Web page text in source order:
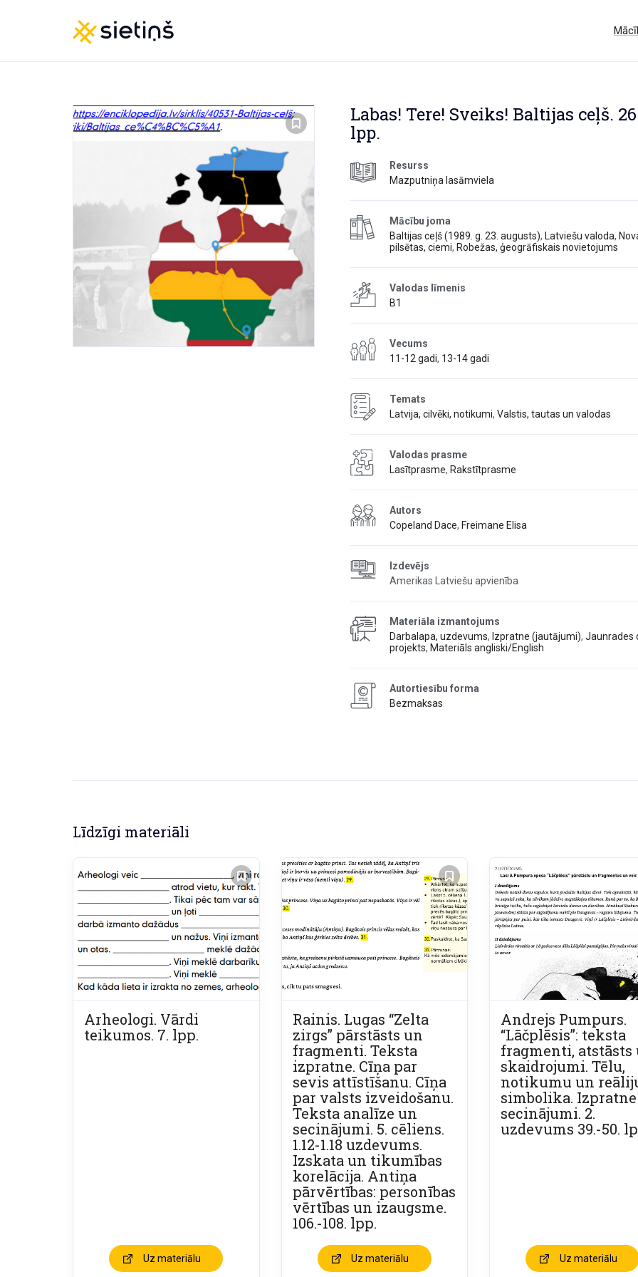
Labas! Tere! Sveiks! Baltijas ceļš.
lpp.
Resurss
Mazputniņa lasāmviela
Mācību joma
Baltijas ceļš (1989. g. 23. augusts), Latviešu valoda,
pilsētas, ciemi, Robežas, ģeogrāfiskais novietojums
Valodas līmenis
B1
Vecums
11-12 gadi, 13-14 gadi
Temats
Latvija, cilvēki, notikumi, Valstis, tautas un valodas
Valodas prasme
Lasītprasme, Rakstītprasme
Autors
Copeland Dace, Freimane Elisa
Izdevējs
Amerikas Latviešu apvienība
Materiāla izmantojums
Darbalapa, uzdevums, Izpratne (jautājumi), Jaunrades
projekts, Materiāls angliski/English
Autortiesību forma
Bezmaksas
Līdzīgi materiāli
Arheologi. Vārdi
teikumos. 7. lpp.
Uz materiālu
Rainis. Lugas “Zelta
zirgs” pārstāsts un
fragmenti. Teksta
izpratne. Cīņa par
sevis attīstīšanu. Cīņa
par valsts izveidošanu.
Teksta analīze un
secinājumi. 5. cēliens.
1.12-1.18 uzdevums.
Izskata un tikumības
korelācija. Antiņa
pārvērtības: personības
vērtības un izaugsme.
106.-108. lpp.
Uz materiālu
Andrejs Pumpurs.
“Lāčplēsis”: teksta
fragmenti, atstāsts
skaidrojumi. Tēlu,
notikumu un
simbolika.
secinājumi. 2.
uzdevums 39.-50.
Uz materiālu